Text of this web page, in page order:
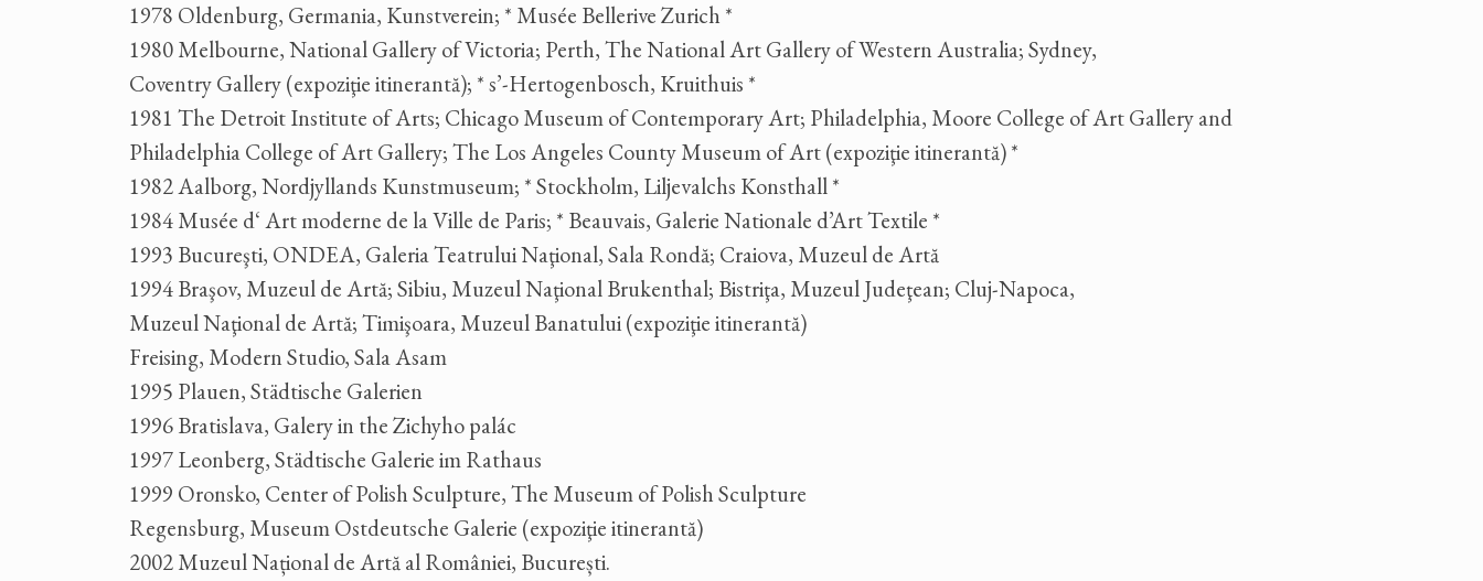
1978 Oldenburg, Germania, Kunstverein; * Musée Bellerive Zurich *
1980 Melbourne, National Gallery of Victoria; Perth, The National Art Gallery of Western Australia; Sydney,
Coventry Gallery (expoziţie itinerantă); * s’-Hertogenbosch, Kruithuis *
1981 The Detroit Institute of Arts; Chicago Museum of Contemporary Art; Philadelphia, Moore College of Art Gallery and
Philadelphia College of Art Gallery; The Los Angeles County Museum of Art (expoziţie itinerantă) *
1982 Aalborg, Nordjyllands Kunstmuseum; * Stockholm, Liljevalchs Konsthall *
1984 Musée d‘ Art moderne de la Ville de Paris; * Beauvais, Galerie Nationale d’Art Textile *
1993 Bucureşti, ONDEA, Galeria Teatrului Naţional, Sala Rondă; Craiova, Muzeul de Artă
1994 Braşov, Muzeul de Artă; Sibiu, Muzeul Naţional Brukenthal; Bistriţa, Muzeul Judeţean; Cluj-Napoca,
Muzeul Naţional de Artă; Timişoara, Muzeul Banatului (expoziţie itinerantă)
Freising, Modern Studio, Sala Asam
1995 Plauen, Städtische Galerien
1996 Bratislava, Galery in the Zichyho palác
1997 Leonberg, Städtische Galerie im Rathaus
1999 Oronsko, Center of Polish Sculpture, The Museum of Polish Sculpture
Regensburg, Museum Ostdeutsche Galerie (expoziţie itinerantă)
2002 Muzeul Național de Artă al României, București.